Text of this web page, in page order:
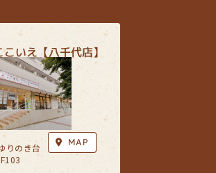
いえ【八千代店】
りのき台
MAP